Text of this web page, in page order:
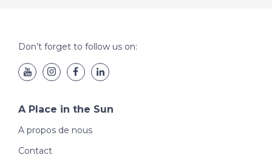
Don’t forget to follow us on:
A Place in the Sun
A propos de nous
Contact